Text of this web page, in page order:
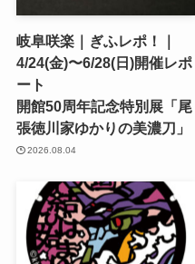
岐阜咲楽｜ぎふレポ！｜
4/24(金)〜6/28(日)開催レポ
ート
開館50周年記念特別展「尾
張徳川家ゆかりの美濃刀」
2026.08.04